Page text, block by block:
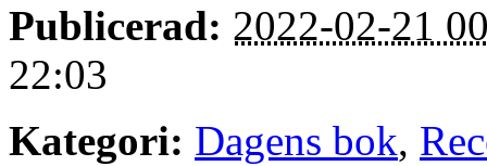
Publicerad: 2022-02-21
22:03
Kategori: Dagens bok,